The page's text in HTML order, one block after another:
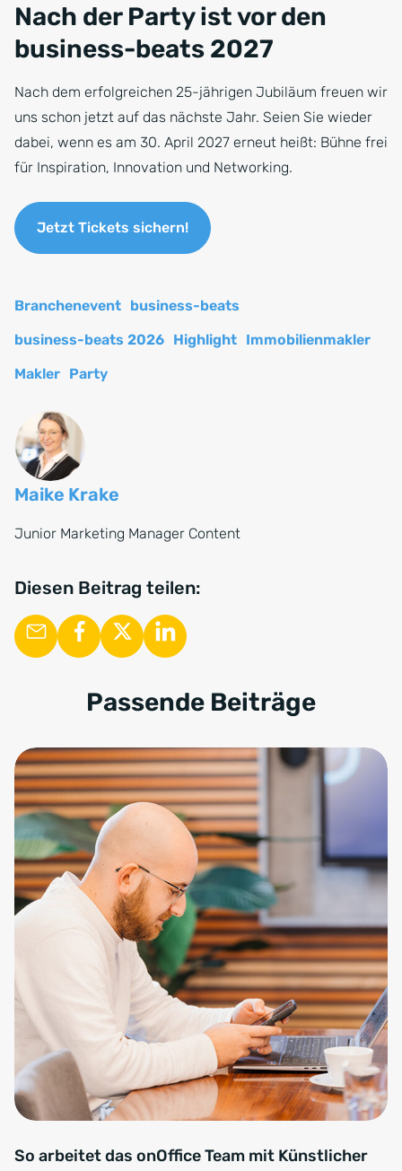
Nach der Party ist vor den
business-beats 2027
Nach dem erfolgreichen 25-jährigen Jubiläum freuen wir
uns schon jetzt auf das nächste Jahr. Seien Sie wieder
dabei, wenn es am 30. April 2027 erneut heißt: Bühne frei
für Inspiration, Innovation und Networking.
Jetzt Tickets sichern!
Branchenevent business-beats
business-beats 2026 Highlight Immobilienmakler
Makler Party
Maike Krake
Junior Marketing Manager Content
Diesen Beitrag teilen:
Passende Beiträge
So arbeitet das onOffice Team mit Künstlicher